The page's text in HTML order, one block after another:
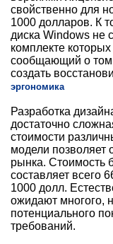
свойственно для
1000 долларов. К
диска Windows не
комплекте
сообщающий о том,
создать
эргономика
Разработка
достаточно
стоимости
модели позволяет
рынка. Стоимость
составляет всего
1000 долл.
ожидают многого,
потенциального
требований.